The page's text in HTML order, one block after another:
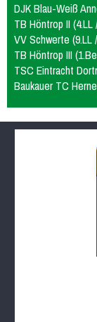
DJK Blau-Weiß
TB Höntrop II (4.LL
VV Schwerte (9.LL
TB Höntrop III
TSC Eintracht
Baukauer TC